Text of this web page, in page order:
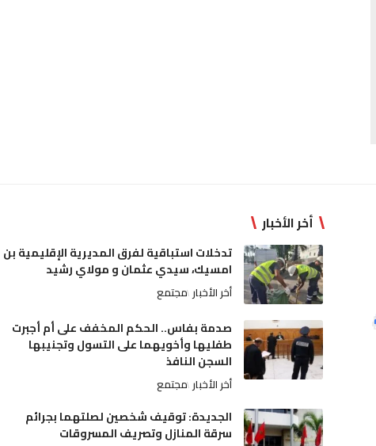
أخر الأخبار
تدخلات استباقية لفرق المديرية الإقليمية بن
امسيك، سيدي عثمان و مولاي رشيد
أخر الأخبار مجتمع
صدمة بفاس.. الحكم المخفف على أم أجبرت
طفليها وأخويهما على التسول وتجنيبها
السجن النافذ
أخر الأخبار مجتمع
الجديدة: توقيف شخصين لصلتهما بجرائم
سرقة المنازل وتصريف المسروقات